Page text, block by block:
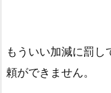
もういい加減に罰
頼ができません。